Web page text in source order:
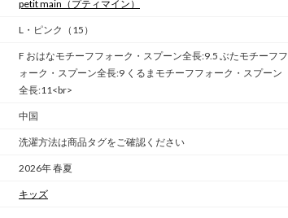
petit main （プティマイン）
L・ピンク（15）
F おはなモチーフフォーク・スプーン全長:9.5 ぶたモチーフフ
ォーク・スプーン全長:9 くるまモチーフフォーク・スプーン
全長:11<br>
中国
洗濯方法は商品タグをご確認ください
2026年 春夏
キッズ